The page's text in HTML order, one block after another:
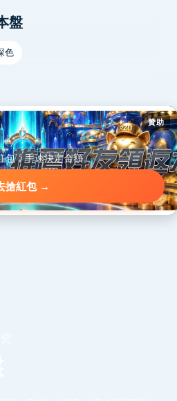
盤
色
贊助
包，手速決定金額。
搶紅包 →